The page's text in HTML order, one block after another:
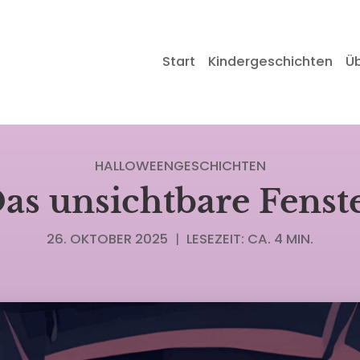
Start Kindergeschichten
HALLOWEENGESCHICHTEN
unsichtbare
26. OKTOBER 2025 | LESEZEIT: CA. 4 MIN.